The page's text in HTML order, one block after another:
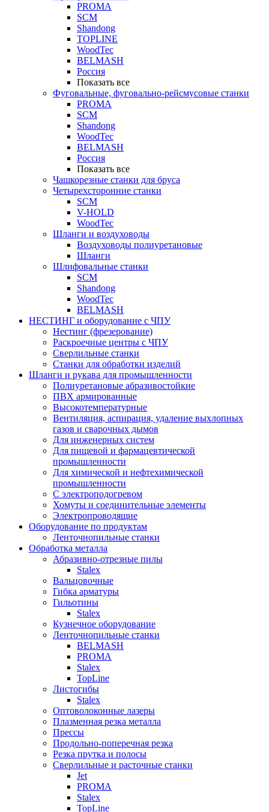
PROMA
SCM
Shandong
TOPLINE
WoodTec
BELMASH
Россия
Показать все
Фуговальные, фуговально-рейсмусовые станки
PROMA
SCM
Shandong
WoodTec
BELMASH
Россия
Показать все
Чашкорезные станки для бруса
Четырехсторонние станки
SCM
V-HOLD
WoodTec
Шланги и воздуховоды
Воздуховоды полиуретановые
Шланги
Шлифовальные станки
SCM
Shandong
WoodTec
BELMASH
НЕСТИНГ и оборудование с ЧПУ
Нестинг (фрезерование)
Раскроечные центры с ЧПУ
Сверлильные станки
Станки для обработки изделий
Шланги и рукава для промышленности
Полиуретановые абразивостойкие
ПВХ армированные
Высокотемпературные
Вентиляция, аспирация, удаление выхлопных
газов и сварочных дымов
Для инженерных систем
Для пищевой и фармацевтической
промышленности
Для химической и нефтехимической
промышленности
С электроподогревом
Хомуты и соединительные элементы
Электропроводящие
Оборудование по продуктам
Ленточнопильные станки
Обработка металла
Абразивно-отрезные пилы
Stalex
Вальцовочные
Гибка арматуры
Гильотины
Stalex
Кузнечное оборудование
Ленточнопильные станки
BELMASH
PROMA
Stalex
TopLine
Листогибы
Stalex
Оптоволоконные лазеры
Плазменная резка металла
Прессы
Продольно-поперечная резка
Резка прутка и полосы
Сверлильные и расточные станки
Jet
PROMA
Stalex
TopLine